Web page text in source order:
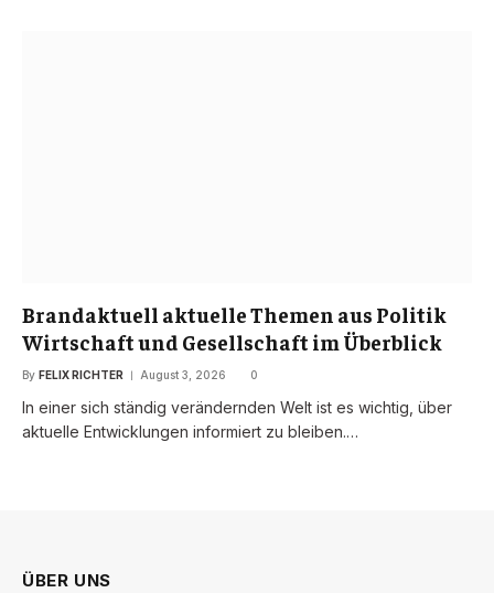
Brandaktuell aktuelle Themen aus Politik
Wirtschaft und Gesellschaft im Überblick
By FELIX RICHTER August 3, 2026 0
In einer sich ständig verändernden Welt ist es wichtig, über
aktuelle Entwicklungen informiert zu bleiben.…
ÜBER UNS